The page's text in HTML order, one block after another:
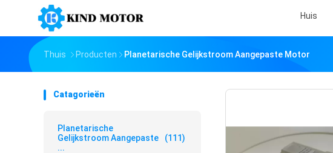
Huis
Thuis Producten Planetarische Gelijkstroom Aangepaste Motor
Catagorieën
Planetarische
Gelijkstroom Aangepaste
...
(111)